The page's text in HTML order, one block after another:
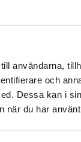
användarna,
och
Dessa kan i
när du har
att det är en
dig och som